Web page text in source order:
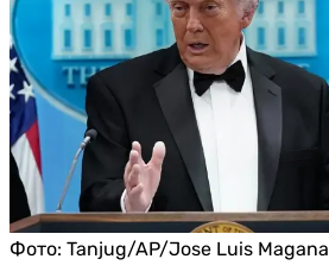
Фото: Tanjug/AP/Jose Luis Magana